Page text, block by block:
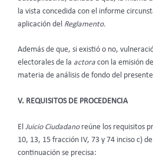
la vista concedida con el informe
aplicación del Reglamento.
Además de que, si existió o no,
electorales de la actora con la emisión del
materia de análisis de fondo del
V. REQUISITOS DE PROCEDENCIA
El Juicio Ciudadanoreúne los requisitos
10, 13, 15 fracción IV, 73 y 74 inciso c)
continuación se precisa: